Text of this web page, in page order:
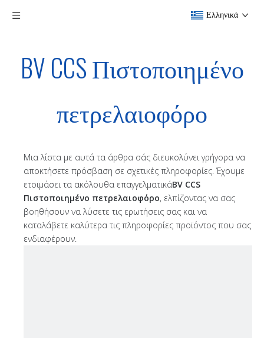
Ελληνικά
BV CCS Πιστοποιημένο
πετρελαιοφόρο
Μια λίστα με αυτά τα άρθρα σάς διευκολύνει γρήγορα να
αποκτήσετε πρόσβαση σε σχετικές πληροφορίες. Έχουμε
ετοιμάσει τα ακόλουθα επαγγελματικάBV CCS
Πιστοποιημένο πετρελαιοφόρο, ελπίζοντας να σας
βοηθήσουν να λύσετε τις ερωτήσεις σας και να
καταλάβετε καλύτερα τις πληροφορίες προϊόντος που σας
ενδιαφέρουν.